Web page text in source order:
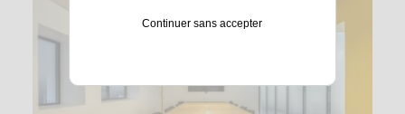
Continuer sans accepter